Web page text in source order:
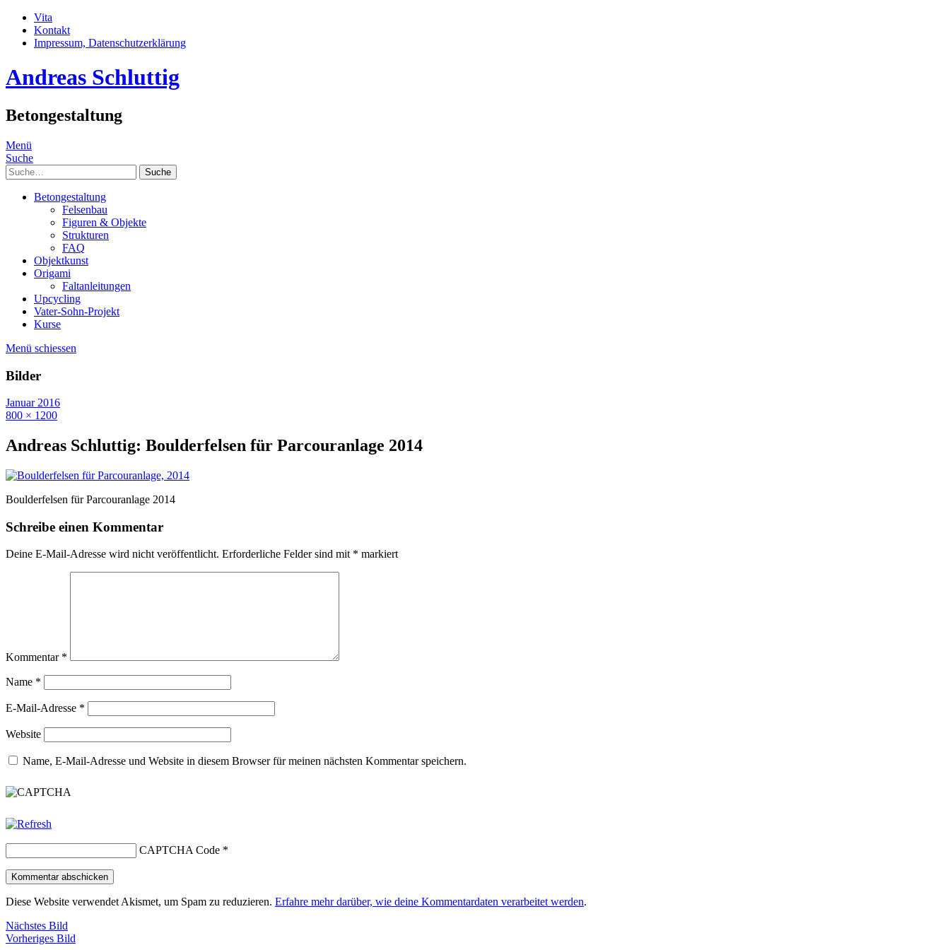
Vita
Kontakt
Impressum, Datenschutzerklärung
Andreas Schluttig
Betongestaltung
Menü
Suche
Suche
Betongestaltung
Felsenbau
Figuren & Objekte
Strukturen
FAQ
Objektkunst
Origami
Faltanleitungen
Upcycling
Vater-Sohn-Projekt
Kurse
Menü schiessen
Bilder
Januar 2016
800 × 1200
Andreas Schluttig: Boulderfelsen für Parcouranlage 2014
Boulderfelsen für Parcouranlage 2014
Schreibe einen Kommentar
Deine E-Mail-Adresse wird nicht veröffentlicht. Erforderliche Felder sind mit * markiert
Kommentar *
Name *
E-Mail-Adresse *
Website
Name, E-Mail-Adresse und Website in diesem Browser für meinen nächsten Kommentar speichern.
CAPTCHA Code *
Diese Website verwendet Akismet, um Spam zu reduzieren. Erfahre mehr darüber, wie deine Kommentardaten verarbeitet werden.
Nächstes Bild
Vorheriges Bild